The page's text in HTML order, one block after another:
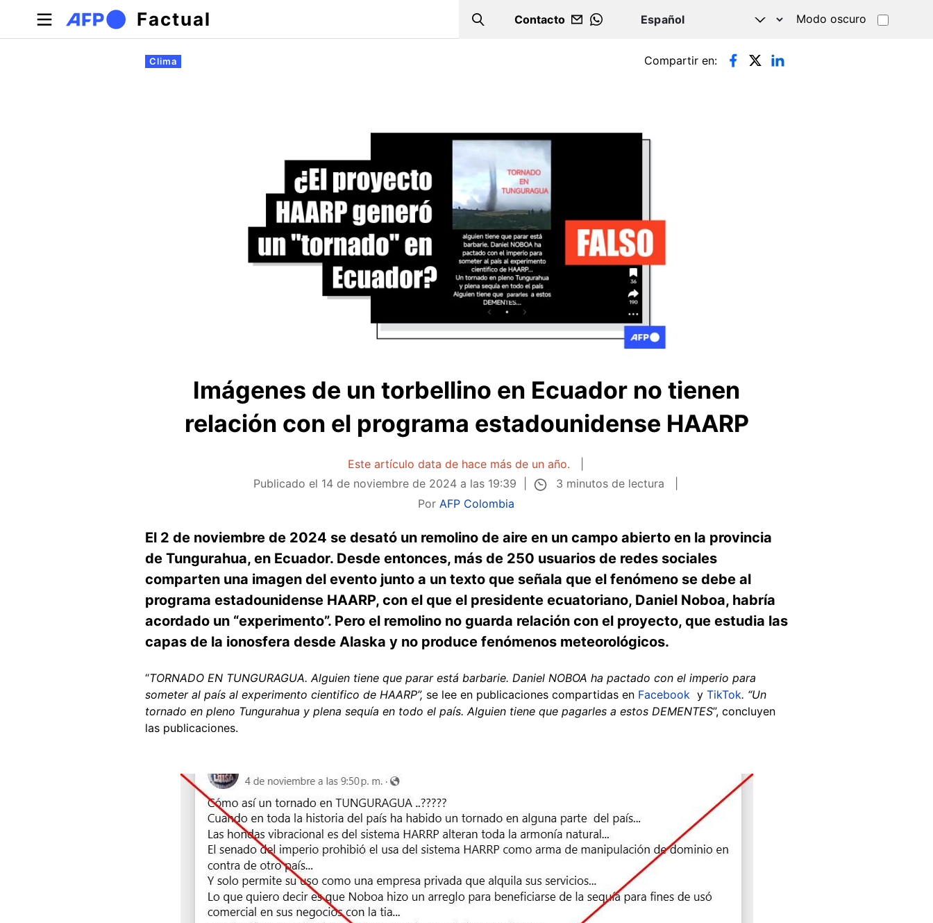
Pasar al contenido principal
Factual Search
Contacto
WHATSAPP
Modo oscuro
Solapas principales
Clima Compartir en:
Imágenes de un torbellino en Ecuador no tienen
relación con el programa estadounidense HAARP
Este artículo data de hace más de un año.
Publicado el 14 de noviembre de 2024 a las 19:39
3 minutos de lectura
Por AFP Colombia
El 2 de noviembre de 2024 se desató un remolino de aire en un campo abierto en la provincia
de Tungurahua, en Ecuador. Desde entonces, más de 250 usuarios de redes sociales
comparten una imagen del evento junto a un texto que señala que el fenómeno se debe al
programa estadounidense HAARP, con el que el presidente ecuatoriano, Daniel Noboa, habría
acordado un “experimento”. Pero el remolino no guarda relación con el proyecto, que estudia las
capas de la ionosfera desde Alaska y no produce fenómenos meteorológicos.
“TORNADO EN TUNGURAGUA. Alguien tiene que parar está barbarie. Daniel NOBOA ha pactado con el imperio para
someter al país al experimento cientifico de HAARP”, se lee en publicaciones compartidas en Facebook y TikTok. “Un
tornado en pleno Tungurahua y plena sequía en todo el país. Alguien tiene que pagarles a estos DEMENTES”, concluyen
las publicaciones.